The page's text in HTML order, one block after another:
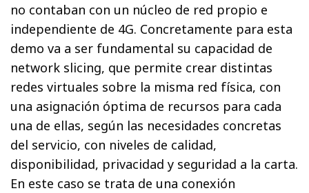
no contaban con un núcleo de red propio e
independiente de 4G. Concretamente para esta
demo va a ser fundamental su capacidad de
network slicing, que permite crear distintas
redes virtuales sobre la misma red física, con
una asignación óptima de recursos para cada
una de ellas, según las necesidades concretas
del servicio, con niveles de calidad,
disponibilidad, privacidad y seguridad a la carta.
En este caso se trata de una conexión